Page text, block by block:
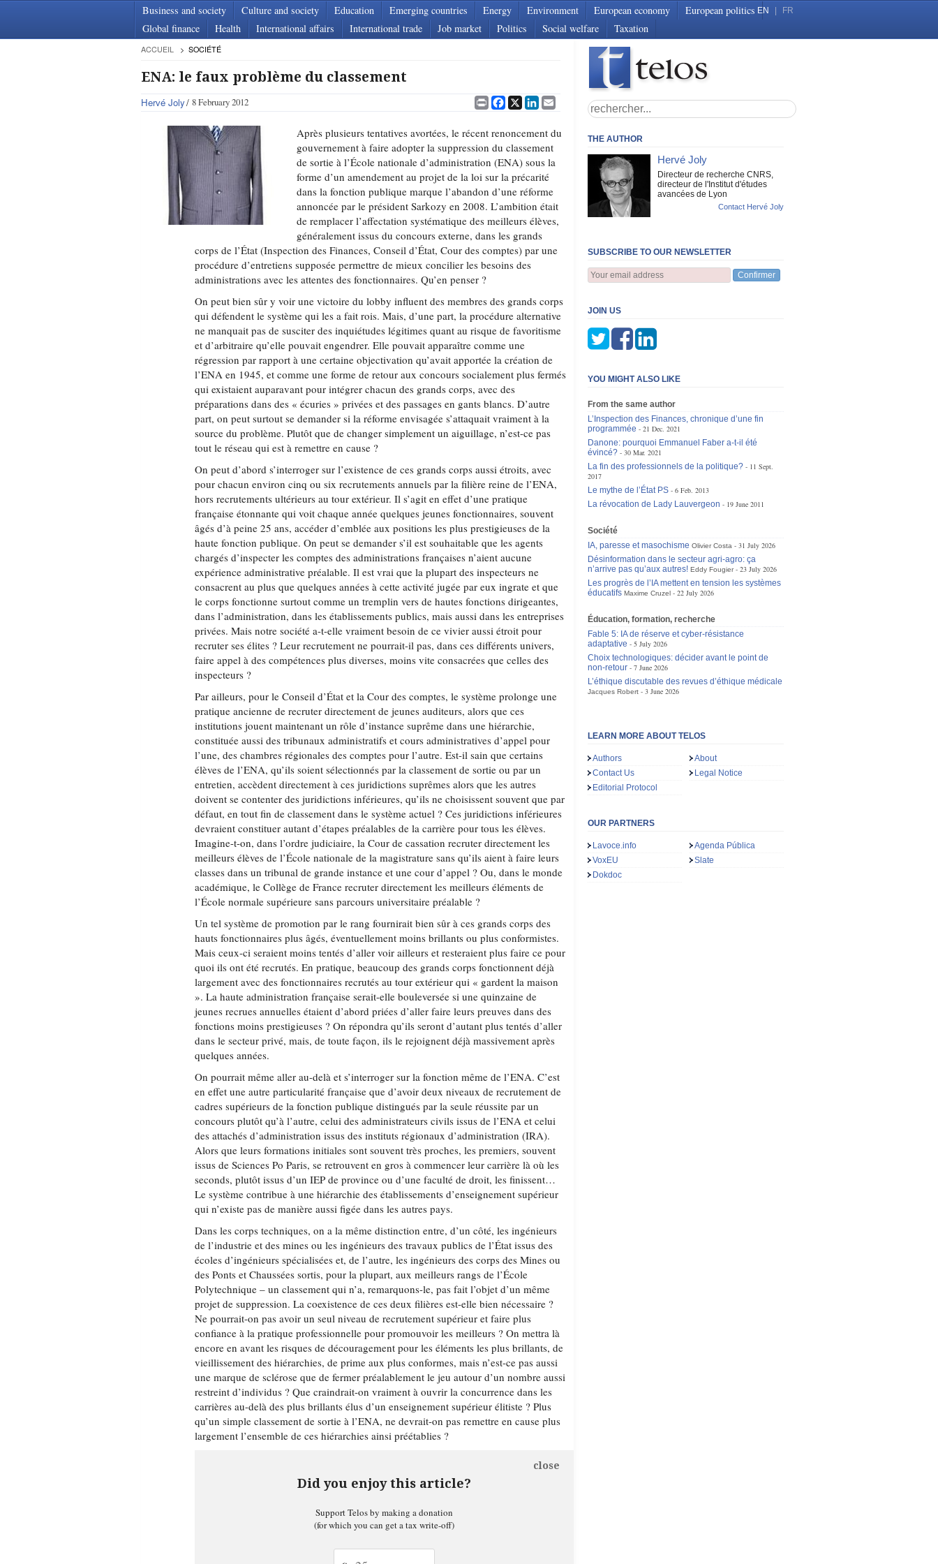
Business and society Culture and society Education Emerging countries Energy Environment European economy
European politics
Global finance
Health International affairs International trade Job market Politics Social welfare Taxation
EN FR
ACCUEIL SOCIÉTÉ
ENA: le faux problème du classement
Hervé Joly 8 February 2012 PrintFacebook
X LinkedIn
Email
Après plusieurs tentatives avortées, le récent renoncement du
gouvernement à faire adopter la suppression du classement
de sortie à l’École nationale d’administration (ENA) sous la
forme d’un amendement au projet de la loi sur la précarité
dans la fonction publique marque l’abandon d’une réforme
annoncée par le président Sarkozy en 2008. L’ambition était
de remplacer l’affectation systématique des meilleurs élèves,
généralement issus du concours externe, dans les grands
corps de l’État (Inspection des Finances, Conseil d’État, Cour des comptes) par une
procédure d’entretiens supposée permettre de mieux concilier les besoins des
administrations avec les attentes des fonctionnaires. Qu’en penser ?
On peut bien sûr y voir une victoire du lobby influent des membres des grands corps
qui défendent le système qui les a fait rois. Mais, d’une part, la procédure alternative
ne manquait pas de susciter des inquiétudes légitimes quant au risque de favoritisme
et d’arbitraire qu’elle pouvait engendrer. Elle pouvait apparaître comme une
régression par rapport à une certaine objectivation qu’avait apportée la création de
l’ENA en 1945, et comme une forme de retour aux concours socialement plus fermés
qui existaient auparavant pour intégrer chacun des grands corps, avec des
préparations dans des « écuries » privées et des passages en gants blancs. D’autre
part, on peut surtout se demander si la réforme envisagée s’attaquait vraiment à la
source du problème. Plutôt que de changer simplement un aiguillage, n’est-ce pas
tout le réseau qui est à remettre en cause ?
On peut d’abord s’interroger sur l’existence de ces grands corps aussi étroits, avec
pour chacun environ cinq ou six recrutements annuels par la filière reine de l’ENA,
hors recrutements ultérieurs au tour extérieur. Il s’agit en effet d’une pratique
française étonnante qui voit chaque année quelques jeunes fonctionnaires, souvent
âgés d’à peine 25 ans, accéder d’emblée aux positions les plus prestigieuses de la
haute fonction publique. On peut se demander s’il est souhaitable que les agents
chargés d’inspecter les comptes des administrations françaises n’aient aucune
expérience administrative préalable. Il est vrai que la plupart des inspecteurs ne
consacrent au plus que quelques années à cette activité jugée par eux ingrate et que
le corps fonctionne surtout comme un tremplin vers de hautes fonctions dirigeantes,
dans l’administration, dans les établissements publics, mais aussi dans les entreprises
privées. Mais notre société a-t-elle vraiment besoin de ce vivier aussi étroit pour
recruter ses élites ? Leur recrutement ne pourrait-il pas, dans ces différents univers,
faire appel à des compétences plus diverses, moins vite consacrées que celles des
inspecteurs ?
Par ailleurs, pour le Conseil d’État et la Cour des comptes, le système prolonge une
pratique ancienne de recruter directement de jeunes auditeurs, alors que ces
institutions jouent maintenant un rôle d’instance suprême dans une hiérarchie,
constituée aussi des tribunaux administratifs et cours administratives d’appel pour
l’une, des chambres régionales des comptes pour l’autre. Est-il sain que certains
élèves de l’ENA, qu’ils soient sélectionnés par la classement de sortie ou par un
entretien, accèdent directement à ces juridictions suprêmes alors que les autres
doivent se contenter des juridictions inférieures, qu’ils ne choisissent souvent que par
défaut, en tout fin de classement dans le système actuel ? Ces juridictions inférieures
devraient constituer autant d’étapes préalables de la carrière pour tous les élèves.
Imagine-t-on, dans l’ordre judiciaire, la Cour de cassation recruter directement les
meilleurs élèves de l’École nationale de la magistrature sans qu’ils aient à faire leurs
classes dans un tribunal de grande instance et une cour d’appel ? Ou, dans le monde
académique, le Collège de France recruter directement les meilleurs éléments de
l’École normale supérieure sans parcours universitaire préalable ?
Un tel système de promotion par le rang fournirait bien sûr à ces grands corps des
hauts fonctionnaires plus âgés, éventuellement moins brillants ou plus conformistes.
Mais ceux-ci seraient moins tentés d’aller voir ailleurs et resteraient plus faire ce pour
quoi ils ont été recrutés. En pratique, beaucoup des grands corps fonctionnent déjà
largement avec des fonctionnaires recrutés au tour extérieur qui « gardent la maison
». La haute administration française serait-elle bouleversée si une quinzaine de
jeunes recrues annuelles étaient d’abord priées d’aller faire leurs preuves dans des
fonctions moins prestigieuses ? On répondra qu’ils seront d’autant plus tentés d’aller
dans le secteur privé, mais, de toute façon, ils le rejoignent déjà massivement après
quelques années.
On pourrait même aller au-delà et s’interroger sur la fonction même de l’ENA. C’est
en effet une autre particularité française que d’avoir deux niveaux de recrutement de
cadres supérieurs de la fonction publique distingués par la seule réussite par un
concours plutôt qu’à l’autre, celui des administrateurs civils issus de l’ENA et celui
des attachés d’administration issus des instituts régionaux d’administration (IRA).
Alors que leurs formations initiales sont souvent très proches, les premiers, souvent
issus de Sciences Po Paris, se retrouvent en gros à commencer leur carrière là où les
seconds, plutôt issus d’un IEP de province ou d’une faculté de droit, les finissent…
Le système contribue à une hiérarchie des établissements d’enseignement supérieur
qui n’existe pas de manière aussi figée dans les autres pays.
Dans les corps techniques, on a la même distinction entre, d’un côté, les ingénieurs
de l’industrie et des mines ou les ingénieurs des travaux publics de l’État issus des
écoles d’ingénieurs spécialisées et, de l’autre, les ingénieurs des corps des Mines ou
des Ponts et Chaussées sortis, pour la plupart, aux meilleurs rangs de l’École
Polytechnique – un classement qui n’a, remarquons-le, pas fait l’objet d’un même
projet de suppression. La coexistence de ces deux filières est-elle bien nécessaire ?
Ne pourrait-on pas avoir un seul niveau de recrutement supérieur et faire plus
confiance à la pratique professionnelle pour promouvoir les meilleurs ? On mettra là
encore en avant les risques de découragement pour les éléments les plus brillants, de
vieillissement des hiérarchies, de prime aux plus conformes, mais n’est-ce pas aussi
une marque de sclérose que de fermer préalablement le jeu autour d’un nombre aussi
restreint d’individus ? Que craindrait-on vraiment à ouvrir la concurrence dans les
carrières au-delà des plus brillants élus d’un enseignement supérieur élitiste ? Plus
qu’un simple classement de sortie à l’ENA, ne devrait-on pas remettre en cause plus
largement l’ensemble de ces hiérarchies ainsi préétablies ?
Did you enjoy this article?
close
Support Telos by making a donation
(for which you can get a tax write-off)
THE AUTHOR
Hervé Joly
Directeur de recherche CNRS,
directeur de l'Institut d'études
avancées de Lyon
Contact Hervé Joly
SUBSCRIBE TO OUR NEWSLETTER
Confirmer
JOIN US
YOU MIGHT ALSO LIKE
From the same author
L’Inspection des Finances, chronique d’une fin
programmée
21 Dec. 2021
Danone: pourquoi Emmanuel Faber a-t-il été
évincé?
30 Mar. 2021
La fin des professionnels de la politique?
11 Sept.
2017
Le mythe de l’État PS
6 Feb. 2013
La révocation de Lady Lauvergeon
19 June 2011
Société
IA, paresse et masochisme Olivier Costa
31 July 2026
Désinformation dans le secteur agri-agro: ça
n’arrive pas qu’aux autres! Eddy Fougier
23 July 2026
Les progrès de l’IA mettent en tension les systèmes
éducatifs Maxime Cruzel 22 July 2026
Éducation, formation, recherche
Fable 5: IA de réserve et cyber-résistance
adaptative
5 July 2026
Choix technologiques: décider avant le point de
non-retour
7 June 2026
L’éthique discutable des revues d’éthique médicale
Jacques Robert 3 June 2026
LEARN MORE ABOUT TELOS
Authors
About
Contact Us
Legal Notice
Editorial Protocol
OUR PARTNERS
Lavoce.info
Agenda Pública
VoxEU
Slate
Dokdoc